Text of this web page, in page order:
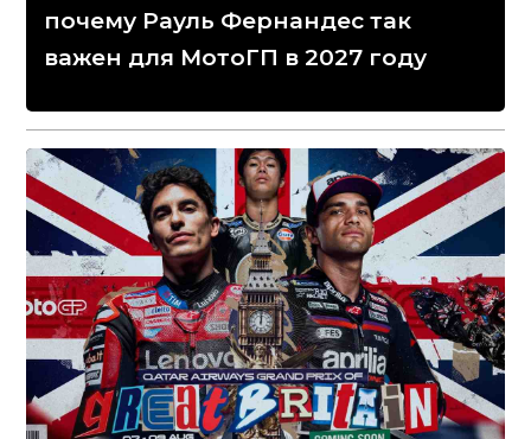
почему Рауль Фернандес так
важен для МотоГП в 2027 году